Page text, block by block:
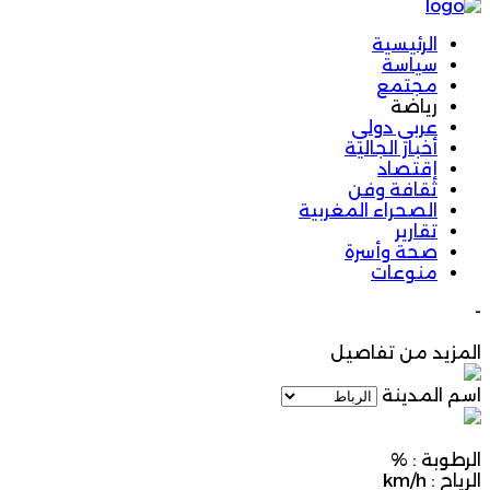
الرئيسية
سياسة
مجتمع
رياضة
عربي دولي
أخبار الجالية
إقتصاد
ثقافة وفن
الصحراء المغربية
تقارير
صحة وأسرة
منوعات
-
المزيد من تفاصيل
اسم المدينة
الرطوبة : %
الرياح : km/h